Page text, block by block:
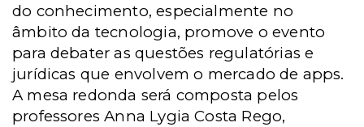
do conhecimento, especialmente no
âmbito da tecnologia, promove o evento
para debater as questões regulatórias e
jurídicas que envolvem o mercado de apps.
A mesa redonda será composta pelos
professores Anna Lygia Costa Rego,